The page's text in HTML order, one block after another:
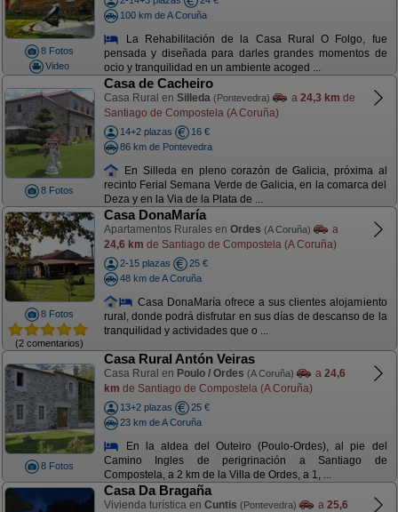
8 Fotos
Video
100 km de A Coruña
La Rehabilitación de la Casa Rural O Folgo, fue
pensada y diseñada para darles grandes momentos de
ocio y tranquilidad en un ambiente acoged ...
8 Fotos
Casa de Cacheiro
Casa Rural en Silleda (Pontevedra) a 24,3 km de
Santiago de Compostela (A Coruña)
14+2 plazas
16 €
86 km de Pontevedra
En Silleda en pleno corazón de Galicia, próxima al
recinto Ferial Semana Verde de Galicia, en la comarca del
Deza y en la Via de la Plata de ...
8 Fotos
(2 comentarios)
Casa DonaMaría
Apartamentos Rurales en Ordes (A Coruña)
a
24,6 km de Santiago de Compostela (A Coruña)
2-15 plazas
25 €
48 km de A Coruña
Casa DonaMaría ofrece a sus clientes alojamiento
rural, donde podrá disfrutar en sus días de descanso de la
tranquilidad y actividades que o ...
8 Fotos
Casa Rural Antón Veiras
Casa Rural en Poulo / Ordes (A Coruña) a 24,6
km de Santiago de Compostela (A Coruña)
13+2 plazas
25 €
23 km de A Coruña
En la aldea del Outeiro (Poulo-Ordes), al pie del
Camino Ingles de perigrinación a Santiago de
Compostela, a 2 km de la Villa de Ordes, a 1, ...
Casa Da Bragaña
Vivienda turística en Cuntis (Pontevedra) a 25,6